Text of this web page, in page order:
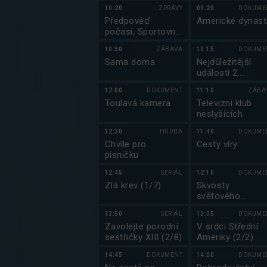
10:20 ZPRÁVY
Předpověď
počasí, Sportovní
regionech plus
10:30 ZÁBAVA
Sama doma
12:00 DOKUMENT
Toulavá kamera
12:30 HUDBA
Chvíle pro
písničku
12:45 SERIÁL
Zlá krev (1/7)
13:50 SERIÁL
Zavolejte porodní
sestřičky XIII (2/8)
14:45 DOKUMENT
09:20
Americké
10:15
Nejdůležitější
události 2.
barvě II
11:10
Televizní klub
neslyšících
11:40
Cesty víry
12:10
Skvosty
světového
13:05
V srdci Střední
Ameriky (2/2)
14:00